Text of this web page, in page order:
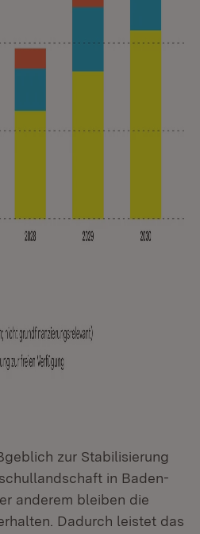
zur Stabilisierung
in Baden-
anderem bleiben die
Dadurch leistet das